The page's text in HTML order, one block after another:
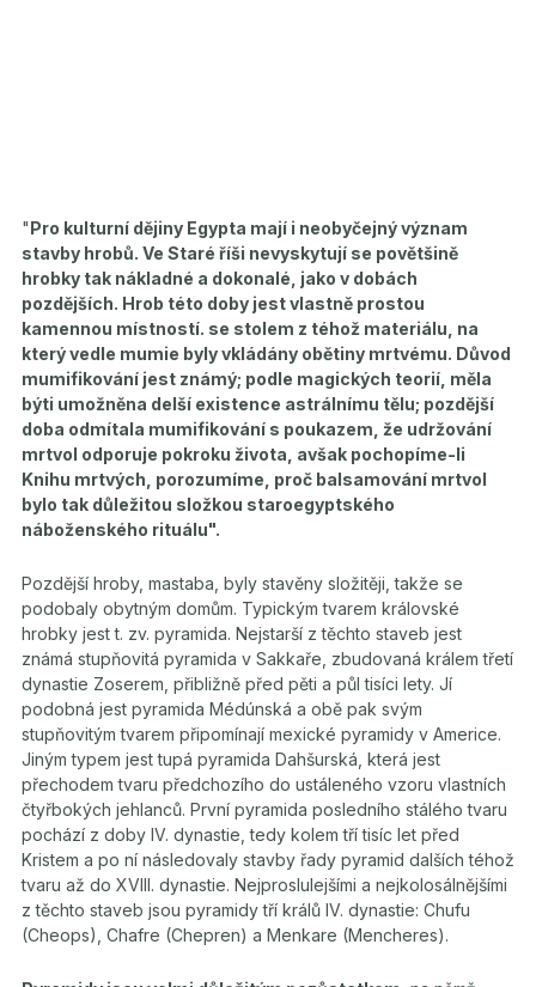
"Pro kulturní dějiny Egypta mají i neobyčejný význam
stavby hrobů. Ve Staré říši nevyskytují se povětšině
hrobky tak nákladné a dokonalé, jako v dobách
pozdějších. Hrob této doby jest vlastně prostou
kamennou místností. se stolem z téhož materiálu, na
který vedle mumie byly vkládány obětiny mrtvému. Důvod
mumifikování jest známý; podle magických teorií, měla
býti umožněna delší existence astrálnímu tělu; pozdější
doba odmítala mumifikování s poukazem, že udržování
mrtvol odporuje pokroku života, avšak pochopíme-li
Knihu mrtvých, porozumíme, proč balsamování mrtvol
bylo tak důležitou složkou staroegyptského
náboženského rituálu".
Pozdější hroby, mastaba, byly stavěny složitěji, takže se
podobaly obytným domům. Typickým tvarem královské
hrobky jest t. zv. pyramida. Nejstarší z těchto staveb jest
známá stupňovitá pyramida v Sakkaře, zbudovaná králem třetí
dynastie Zoserem, přibližně před pěti a půl tisíci lety. Jí
podobná jest pyramida Médúnská a obě pak svým
stupňovitým tvarem připomínají mexické pyramidy v Americe.
Jiným typem jest tupá pyramida Dahšurská, která jest
přechodem tvaru předchozího do ustáleného vzoru vlastních
čtyřbokých jehlanců. První pyramida posledního stálého tvaru
pochází z doby IV. dynastie, tedy kolem tří tisíc let před
Kristem a po ní následovaly stavby řady pyramid dalších téhož
tvaru až do XVIII. dynastie. Nejproslulejšími a nejkolosálnějšími
z těchto staveb jsou pyramidy tří králů IV. dynastie: Chufu
(Cheops), Chafre (Chepren) a Menkare (Mencheres).